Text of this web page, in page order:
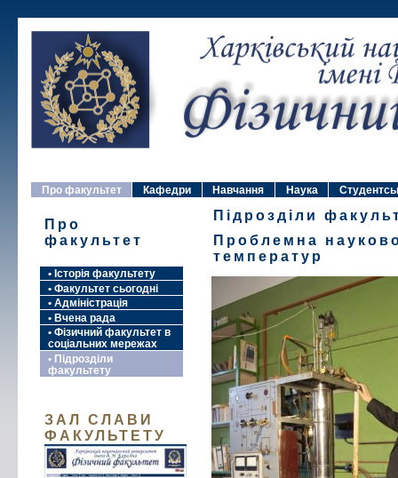
Про факультет Кафедри Навчання Наука
Про
факультет
• Історія факультету
• Факультет сьогодні
• Адміністрація
• Вчена рада
• Фізичний факультет в
соціальних мережах
• Підрозділи
факультету
ЗАЛ СЛАВИ
ФАКУЛЬТЕТУ
Підрозділи
Проблемна
температур